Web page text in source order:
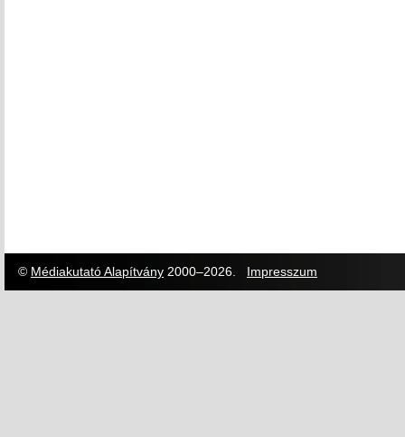
© Médiakutató Alapítvány 2000–2026. Impresszum